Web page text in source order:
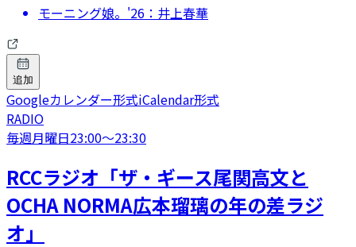
モーニング娘。'26：井上春華
追加
Googleカレンダー形式iCalendar形式
RADIO
毎週月曜日23:00〜23:30
RCCラジオ「ザ・ギース尾関高文と
OCHA NORMA広本瑠璃の年の差ラジ
オ」